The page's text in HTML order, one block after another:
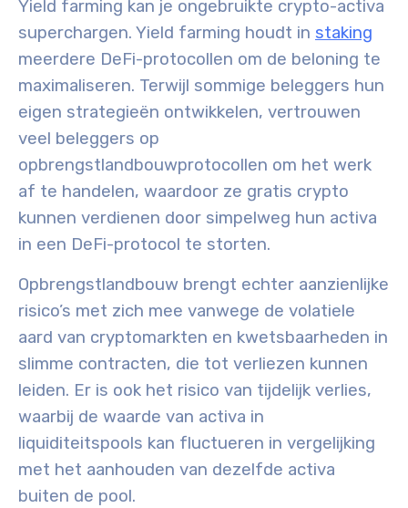
Yield farming kan je ongebruikte crypto-activa
superchargen. Yield farming houdt in staking
meerdere DeFi-protocollen om de beloning te
maximaliseren. Terwijl sommige beleggers hun
eigen strategieën ontwikkelen, vertrouwen
veel beleggers op
opbrengstlandbouwprotocollen om het werk
af te handelen, waardoor ze gratis crypto
kunnen verdienen door simpelweg hun activa
in een DeFi-protocol te storten.
Opbrengstlandbouw brengt echter aanzienlijke
risico’s met zich mee vanwege de volatiele
aard van cryptomarkten en kwetsbaarheden in
slimme contracten, die tot verliezen kunnen
leiden. Er is ook het risico van tijdelijk verlies,
waarbij de waarde van activa in
liquiditeitspools kan fluctueren in vergelijking
met het aanhouden van dezelfde activa
buiten de pool.